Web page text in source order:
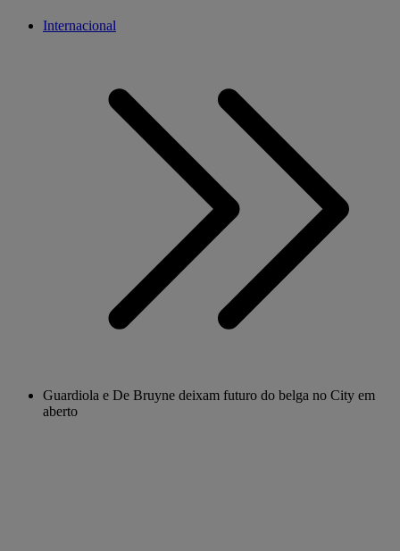
Internacional
Guardiola e De Bruyne deixam futuro do belga no City em
aberto